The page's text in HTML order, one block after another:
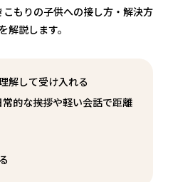
もりの子供への接し方・解決方
解説します。
解して受け入れる
的な挨拶や軽い会話で距離